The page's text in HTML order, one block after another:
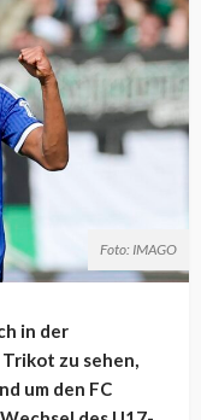
Foto: IMAGO
in der
Trikot zu sehen,
um den FC